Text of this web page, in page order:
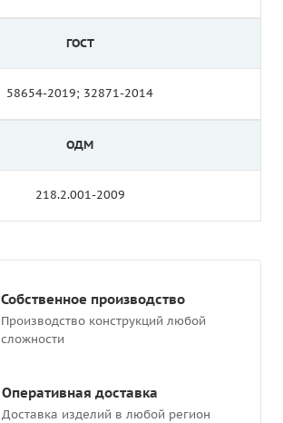
ГОСТ
58654-2019; 32871-2014
ОДМ
218.2.001-2009
Собственное производство
Производство конструкций любой
сложности
Оперативная доставка
Доставка изделий в любой регион